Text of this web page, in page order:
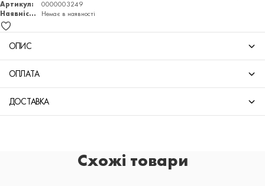
Артикул:
0000003249
Наявність:
Немає в наявності
ОПИС
ОПЛАТА
ДОСТАВКА
Схожі товари